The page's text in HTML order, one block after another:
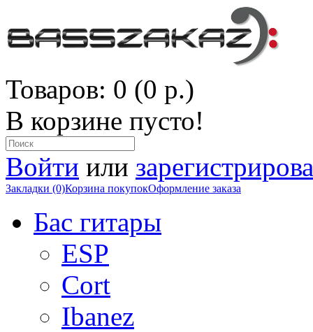
Товаров: 0 (0 р.)
В корзине пусто!
Войти или
Закладки (0)Корзина покупокОформление заказа
Бас гитары
ESP
Cort
Ibanez